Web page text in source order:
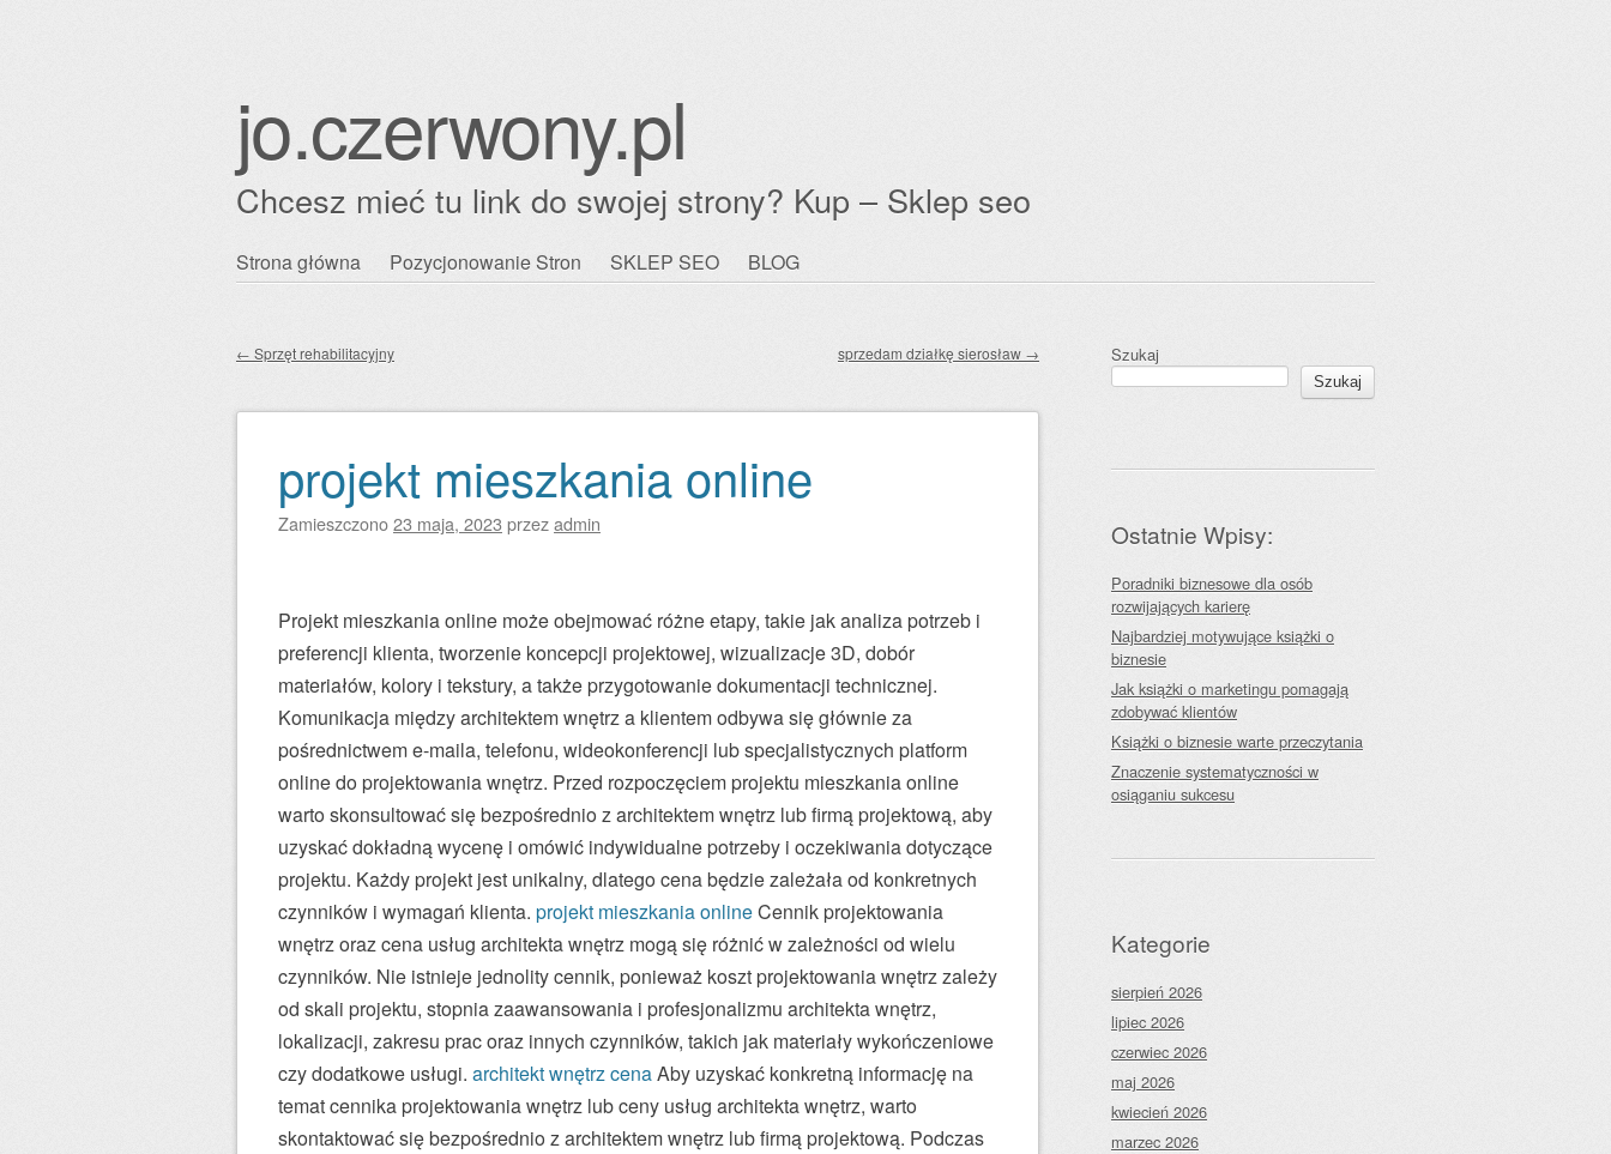
jo.czerwony.pl
Chcesz mieć tu link do swojej strony? Kup – Sklep seo
Przejdź
Strona główna Pozycjonowanie Stron SKLEP SEO BLOG
Zobacz wpisy
← Sprzęt rehabilitacyjny sprzedam działkę sierosław →
projekt mieszkania online
Zamieszczono23 maja, 2023 przezadmin
Projekt mieszkania online może obejmować różne etapy, takie jak analiza potrzeb i
preferencji klienta, tworzenie koncepcji projektowej, wizualizacje 3D, dobór
materiałów, kolory i tekstury, a także przygotowanie dokumentacji technicznej.
Komunikacja między architektem wnętrz a klientem odbywa się głównie za
pośrednictwem e-maila, telefonu, wideokonferencji lub specjalistycznych platform
online do projektowania wnętrz. Przed rozpoczęciem projektu mieszkania online
warto skonsultować się bezpośrednio z architektem wnętrz lub firmą projektową, aby
uzyskać dokładną wycenę i omówić indywidualne potrzeby i oczekiwania dotyczące
projektu. Każdy projekt jest unikalny, dlatego cena będzie zależała od konkretnych
czynników i wymagań klienta. projekt mieszkania onlineCennik projektowania
wnętrz oraz cena usług architekta wnętrz mogą się różnić w zależności od wielu
czynników. Nie istnieje jednolity cennik, ponieważ koszt projektowania wnętrz zależy
od skali projektu, stopnia zaawansowania i profesjonalizmu architekta wnętrz,
lokalizacji, zakresu prac oraz innych czynników, takich jak materiały wykończeniowe
czy dodatkowe usługi. architekt wnętrz cenaAby uzyskać konkretną informację na
temat cennika projektowania wnętrz lub ceny usług architekta wnętrz, warto
skontaktować się bezpośrednio z architektem wnętrz lub firmą projektową. Podczas
Szukaj
Szukaj
Ostatnie Wpisy:
Poradniki biznesowe dla osób
rozwijających karierę
Najbardziej motywujące książki o
biznesie
Jak książki o marketingu pomagają
zdobywać klientów
Książki o biznesie warte przeczytania
Znaczenie systematyczności w
osiąganiu sukcesu
Kategorie
sierpień 2026
lipiec 2026
czerwiec 2026
maj 2026
kwiecień 2026
marzec 2026